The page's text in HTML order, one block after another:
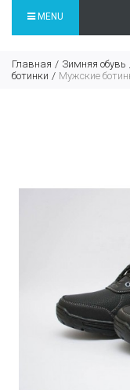
MENU
Главная Зимняя обувь
ботинки
Мужские